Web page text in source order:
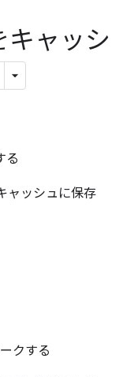
キャッシ
る
ャッシュに保存
クする